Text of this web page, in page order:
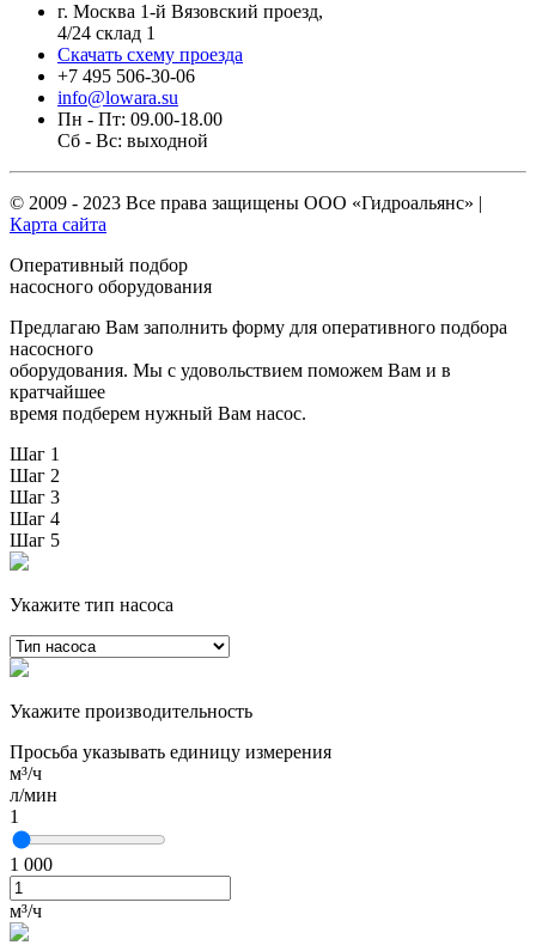
г. Москва 1-й Вязовский проезд,
4/24 склад 1
Скачать схему проезда
+7 495 506-30-06
info@lowara.su
Пн - Пт: 09.00-18.00
Сб - Вс: выходной
© 2009 - 2023 Все права защищены ООО «Гидроальянс» |
Карта сайта
Оперативный подбор
насосного оборудования
Предлагаю Вам заполнить форму для оперативного подбора
насосного
оборудования. Мы с удовольствием поможем Вам и в
кратчайшее
время подберем нужный Вам насос.
Шаг 1
Шаг 2
Шаг 3
Шаг 4
Шаг 5
Укажите тип насоса
Укажите производительность
Просьба указывать единицу измерения
м³/ч
л/мин
1
1 000
м³/ч